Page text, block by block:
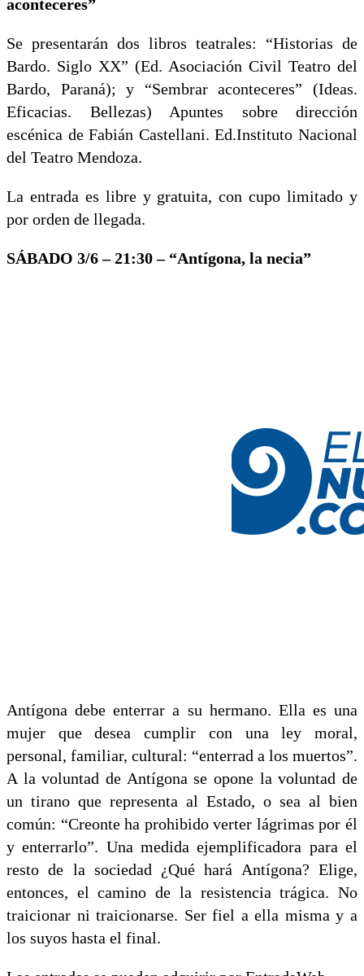
aconteceres”
Se presentarán dos libros teatrales: “Historias de
Bardo. Siglo XX” (Ed. Asociación Civil Teatro del
Bardo, Paraná); y “Sembrar aconteceres” (Ideas.
Eficacias. Bellezas) Apuntes sobre dirección
escénica de Fabián Castellani. Ed.Instituto Nacional
del Teatro Mendoza.
La entrada es libre y gratuita, con cupo limitado y
por orden de llegada.
SÁBADO 3/6 – 21:30 – “Antígona, la necia”
Antígona debe enterrar a su hermano. Ella es una
mujer que desea cumplir con una ley moral,
personal, familiar, cultural: “enterrad a los muertos”.
A la voluntad de Antígona se opone la voluntad de
un tirano que representa al Estado, o sea al bien
común: “Creonte ha prohibido verter lágrimas por él
y enterrarlo”. Una medida ejemplificadora para el
resto de la sociedad ¿Qué hará Antígona? Elige,
entonces, el camino de la resistencia trágica. No
traicionar ni traicionarse. Ser fiel a ella misma y a
los suyos hasta el final.